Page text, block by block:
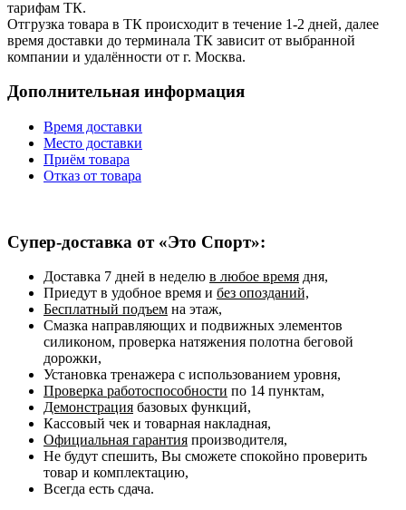
тарифам ТК.
Отгрузка товара в ТК происходит в течение 1-2 дней, далее
время доставки до терминала ТК зависит от выбранной
компании и удалённости от г. Москва.
Дополнительная информация
Время доставки
Место доставки
Приём товара
Отказ от товара
Супер-доставка от «Это Спорт»:
Доставка 7 дней в неделю в любое время дня,
Приедут в удобное время и без опозданий,
Бесплатный подъем на этаж,
Смазка направляющих и подвижных элементов
силиконом, проверка натяжения полотна беговой
дорожки,
Установка тренажера с использованием уровня,
Проверка работоспособности по 14 пунктам,
Демонстрация базовых функций,
Кассовый чек и товарная накладная,
Официальная гарантия производителя,
Не будут спешить, Вы сможете спокойно проверить
товар и комплектацию,
Всегда есть сдача.